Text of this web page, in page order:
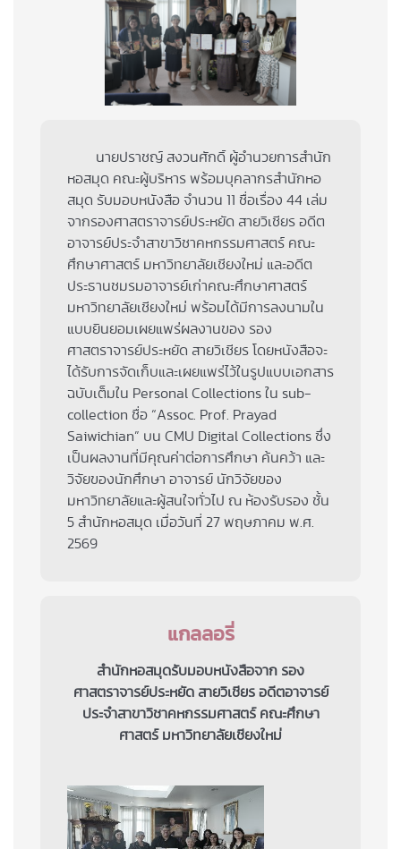
นายปราชญ์ สงวนศักดิ์ ผู้อำนวยการสำนัก
หอสมุด คณะผู้บริหาร พร้อมบุคลากรสำนักหอ
สมุด รับมอบหนังสือ จำนวน 11 ชื่อเรื่อง 44 เล่ม
จากรองศาสตราจารย์ประหยัด สายวิเชียร อดีต
อาจารย์ประจำสาขาวิชาคหกรรมศาสตร์ คณะ
ศึกษาศาสตร์ มหาวิทยาลัยเชียงใหม่ และอดีต
ประธานชมรมอาจารย์เก่าคณะศึกษาศาสตร์
มหาวิทยาลัยเชียงใหม่ พร้อมได้มีการลงนามใน
แบบยินยอมเผยแพร่ผลงานของ รอง
ศาสตราจารย์ประหยัด สายวิเชียร โดยหนังสือจะ
ได้รับการจัดเก็บและเผยแพร่ไว้ในรูปแบบเอกสาร
ฉบับเต็มใน Personal Collections ใน sub-
collection ชื่อ “Assoc. Prof. Prayad
Saiwichian” บน CMU Digital Collections ซึ่ง
เป็นผลงานที่มีคุณค่าต่อการศึกษา ค้นคว้า และ
วิจัยของนักศึกษา อาจารย์ นักวิจัยของ
มหาวิทยาลัยและผู้สนใจทั่วไป ณ ห้องรับรอง ชั้น
5 สำนักหอสมุด เมื่อวันที่ 27 พฤษภาคม พ.ศ.
2569
แกลลอรี่
สำนักหอสมุดรับมอบหนังสือจาก รอง
ศาสตราจารย์ประหยัด สายวิเชียร อดีตอาจารย์
ประจำสาขาวิชาคหกรรมศาสตร์ คณะศึกษา
ศาสตร์ มหาวิทยาลัยเชียงใหม่